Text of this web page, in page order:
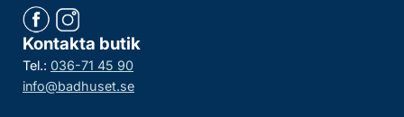
Kontakta butik
Tel.: 036-71 45 90
info@badhuset.se